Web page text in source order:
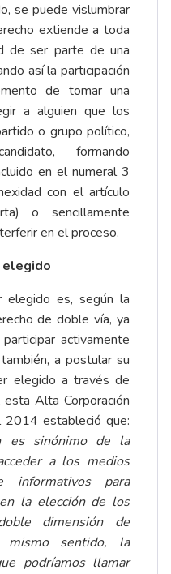
se puede vislumbrar
extiende a toda
de ser parte de una
así la participación
de tomar una
a alguien que los
o grupo político,
formando
en el numeral 3
con el artículo
o sencillamente
en el proceso.
elegido
es, según la
de doble vía, ya
activamente
a postular su
elegido a través de
Alta Corporación
estableció que:
es sinónimo de la
a los medios
informativos para
la elección de los
dimensión de
mismo sentido, la
podríamos llamar